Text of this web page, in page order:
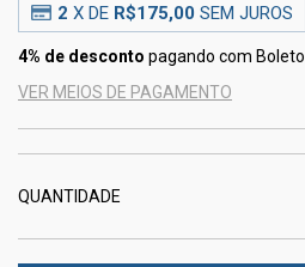
2 X DE R$175,00 SEM JUROS
4% de desconto pagando com Boleto
VER MEIOS DE PAGAMENTO
QUANTIDADE